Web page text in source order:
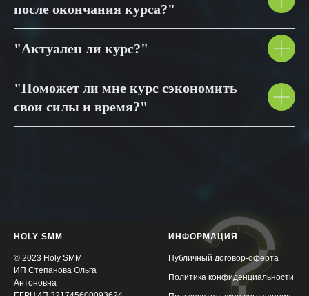
после окончания курса?"
"Актуален ли курс?"
"Поможет ли мне курс сэкономить
свои силы и время?"
HOLY SMM
© 2023 Holy SMM
ИП Степанова Ольга
Антоновна
ИНФОРМАЦИЯ
Публичный договор-оферта
Политика конфиденциальности